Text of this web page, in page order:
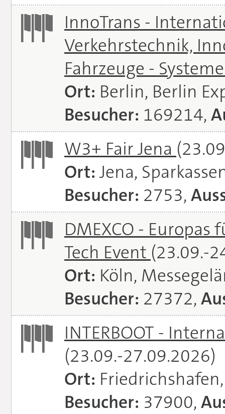
InnoTrans -
Verkehrstechnik,
Fahrzeuge -
Ort: Berlin, Berlin
Besucher: 169214,
W3+ Fair Jena
Ort: Jena,
Besucher: 2753,
DMEXCO -
Tech Event (23.09.-
Ort: Köln,
Besucher: 27372,
INTERBOOT -
(23.09.-27.09.2026)
Ort:
Besucher: 37900,